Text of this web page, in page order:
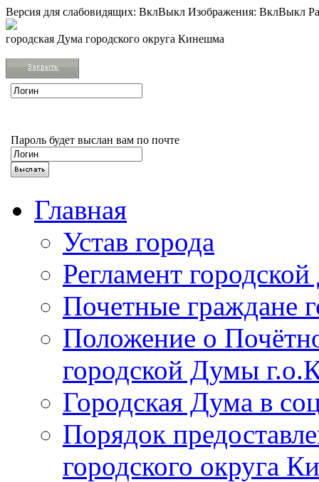
Версия для слабовидящих: ВклВыкл Изображения: ВклВыкл
городская Дума городского округа Кинешма
Пароль будет выслан вам по почте
Главная
Устав города
Регламент
Почетные граждане
Положение о
городской Думы
Городская Дума в
Порядок
городского округа